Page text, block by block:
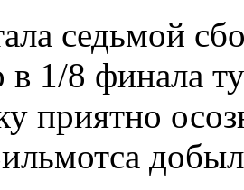
седьмой
в 1/8 финала
приятно